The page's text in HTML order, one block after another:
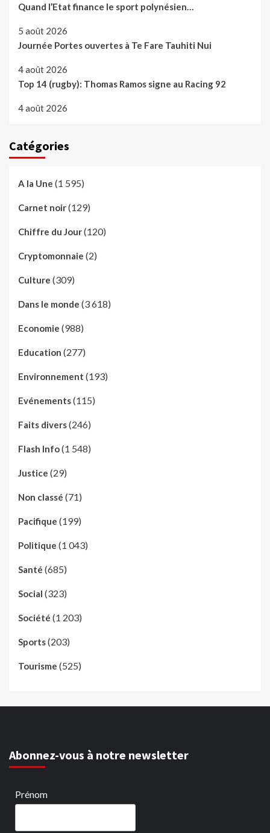
Quand l’Etat finance le sport polynésien…
5 août 2026
Journée Portes ouvertes à Te Fare Tauhiti Nui
4 août 2026
Top 14 (rugby): Thomas Ramos signe au Racing 92
4 août 2026
Catégories
A la Une (1 595)
Carnet noir(129)
Chiffre du Jour(120)
Cryptomonnaie (2)
Culture (309)
Dans le monde (3 618)
Economie (988)
Education (277)
Environnement (193)
Evénements(115)
Faits divers(246)
Flash Info(1 548)
Justice (29)
Non classé (71)
Pacifique (199)
Politique (1 043)
Santé (685)
Social (323)
Société (1 203)
Sports(203)
Tourisme (525)
Abonnez-vous à notre newsletter
Prénom